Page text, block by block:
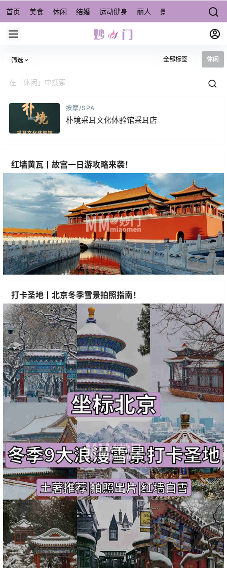
首页 美食 休闲 结婚 运动健身 丽人 景点/周边游 宠物
筛选 全部标签 休闲
按摩/SPA
朴境采耳文化体验馆采耳店
红墙黄瓦丨故宫一日游攻略来袭！
打卡圣地丨北京冬季雪景拍照指南！